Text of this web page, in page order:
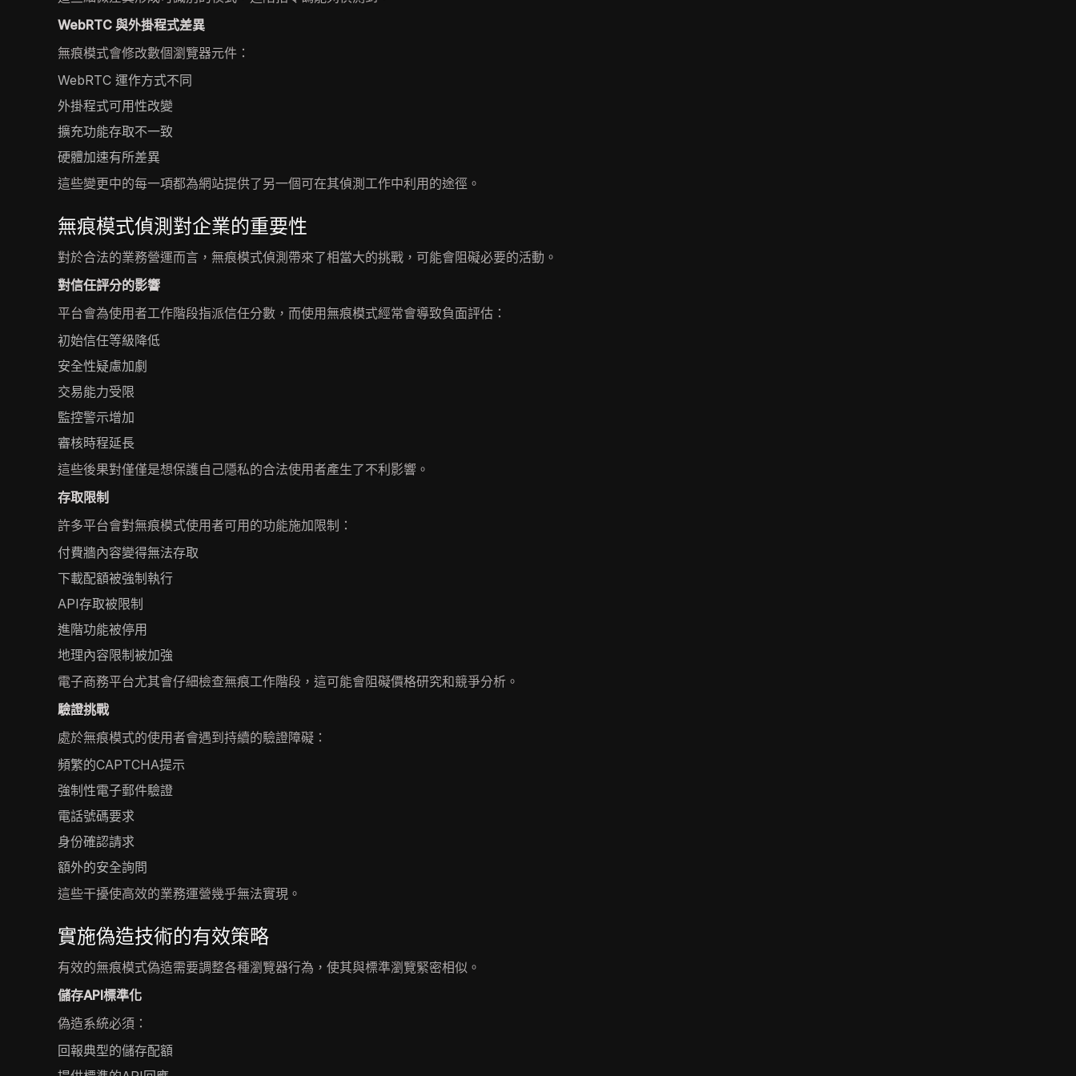
WebRTC 與外掛程式差異
無痕模式會修改數個瀏覽器元件：
WebRTC 運作方式不同
外掛程式可用性改變
擴充功能存取不一致
硬體加速有所差異
這些變更中的每一項都為網站提供了另一個可在其偵測工作中利用的途徑。
無痕模式偵測對企業的重要性
對於合法的業務營運而言，無痕模式偵測帶來了相當大的挑戰，可能會阻礙必要的活動。
對信任評分的影響
平台會為使用者工作階段指派信任分數，而使用無痕模式經常會導致負面評估：
初始信任等級降低
安全性疑慮加劇
交易能力受限
監控警示增加
審核時程延長
這些後果對僅僅是想保護自己隱私的合法使用者產生了不利影響。
存取限制
許多平台會對無痕模式使用者可用的功能施加限制：
付費牆內容變得無法存取
下載配額被強制執行
API存取被限制
進階功能被停用
地理內容限制被加強
電子商務平台尤其會仔細檢查無痕工作階段，這可能會阻礙價格研究和競爭分析。
驗證挑戰
處於無痕模式的使用者會遇到持續的驗證障礙：
頻繁的CAPTCHA提示
強制性電子郵件驗證
電話號碼要求
身份確認請求
額外的安全詢問
這些干擾使高效的業務運營幾乎無法實現。
實施偽造技術的有效策略
有效的無痕模式偽造需要調整各種瀏覽器行為，使其與標準瀏覽緊密相似。
儲存API標準化
偽造系統必須：
回報典型的儲存配額